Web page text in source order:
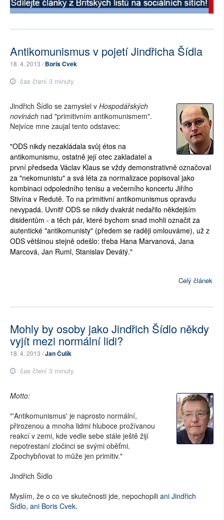
Antikomunismus v pojetí Jindřicha Šídla
18. 4. 2013 /Boris Cvek
čas čtení 3 minuty
Jindřich Šídlo se zamyslel v Hospodářských
novinách nad "primitivním antikomunismem".
Nejvíce mne zaujal tento odstavec:
"ODS nikdy nezakládala svůj étos na
antikomunismu, ostatně její otec zakladatel a
první předseda Václav Klaus se vždy demonstrativně označoval
za "nekomunistu" a svá léta za normalizace popisoval jako
kombinaci odpoledního tenisu a večerního koncertu Jiřího
Stivína v Redutě. To na primitivní antikomunismus opravdu
nevypadá. Uvnitř ODS se nikdy dvakrát nedařilo někdejším
disidentům - a těch pár, které bychom snad mohli označit za
autentické "antikomunisty" (předem se raději omlouváme), už z
ODS většinou stejně odešlo: třeba Hana Marvanová, Jana
Marcová, Jan Ruml, Stanislav Devátý."
Celý článek
Mohly by osoby jako Jindřich Šídlo někdy
vyjít mezi normální lidi?
18. 4. 2013 /Jan Čulík
čas čtení 3 minuty
Motto:
"'Antikomunismus' je naprosto normální,
přirozenou a mnoha lidmi hluboce prožívanou
reakcí v zemi, kde vedle sebe stále ještě žijí
nepotrestaní zločinci se svými oběťmi.
Zpochybňovat to může jen primitiv."
Jindřich Šídlo
Myslím, že o co ve skutečnosti jde, nepochopili ani Jindřich
Šídlo, ani Boris Cvek.